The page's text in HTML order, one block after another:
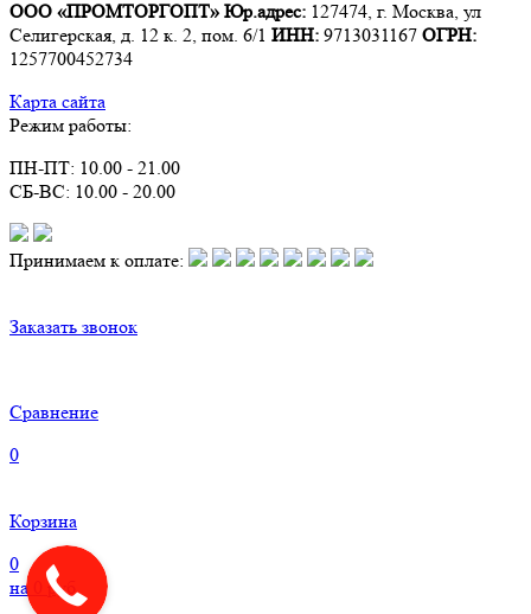
ООО «ПРОМТОРГОПТ» Юр.адрес: 127474, г. Москва, ул
Селигерская, д. 12 к. 2, пом. 6/1 ИНН: 9713031167 ОГРН:
1257700452734
Карта сайта
Режим работы:
ПН-ПТ: 10.00 - 21.00
СБ-ВС: 10.00 - 20.00
Принимаем к оплате:
Заказать звонок
Сравнение
0
Корзина
0
на
руб.